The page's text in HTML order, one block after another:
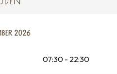
2026
2026
07:30 - 22:30